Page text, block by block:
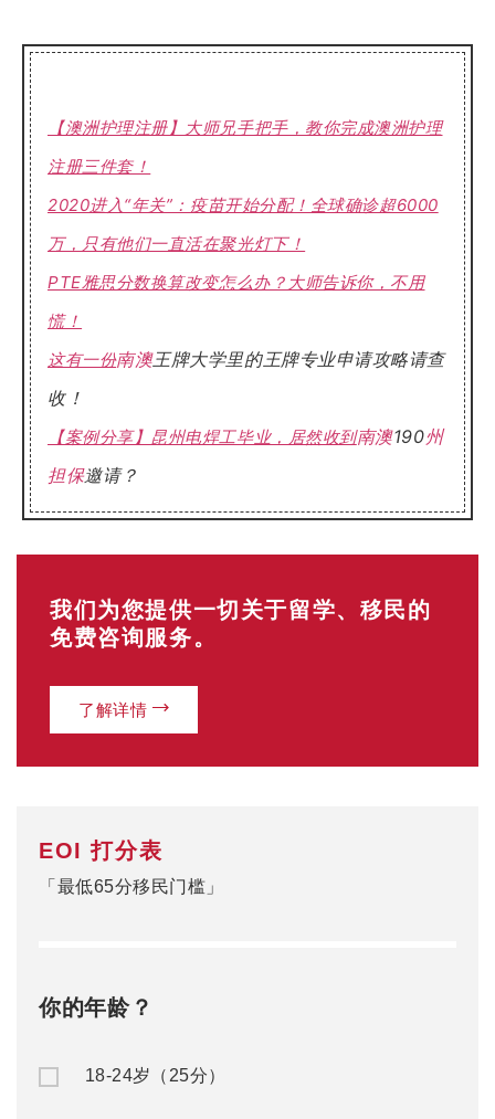
【澳洲护理注册】大师兄手把手，教你完成澳洲护理
注册三件套！
2020进入“年关”：疫苗开始分配！全球确诊超6000
万，只有他们一直活在聚光灯下！
PTE雅思分数换算改变怎么办？大师告诉你，不用
慌！
这有一份南澳王牌大学里的王牌专业申请攻略请查
收！
【案例分享】昆州电焊工毕业，居然收到南澳190州
担保邀请？
我们为您提供一切关于留学、移民的
免费咨询服务。
了解详情
EOI 打分表
「最低65分移民门槛」
你的年龄？
18-24岁（25分）